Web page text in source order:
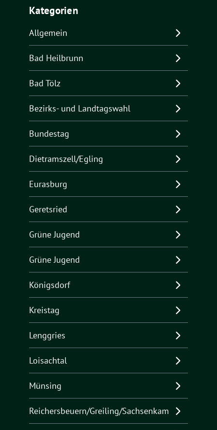
Kategorien
Allgemein
Bad Heilbrunn
Bad Tölz
Bezirks- und Landtagswahl
Bundestag
Dietramszell/Egling
Eurasburg
Geretsried
Grüne Jugend
Grüne Jugend
Königsdorf
Kreistag
Lenggries
Loisachtal
Münsing
Reichersbeuern/Greiling/Sachsenkam